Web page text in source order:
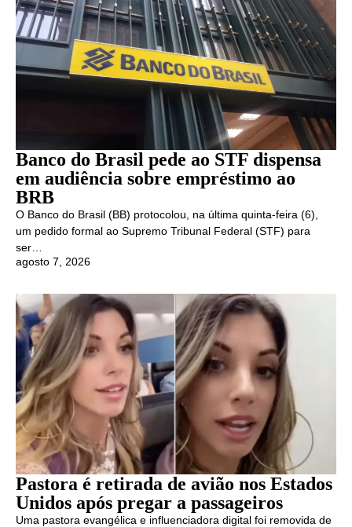
Banco do Brasil pede ao STF dispensa
em audiência sobre empréstimo ao
BRB
O Banco do Brasil (BB) protocolou, na última quinta-feira (6),
um pedido formal ao Supremo Tribunal Federal (STF) para
ser…
agosto 7, 2026
Pastora é retirada de avião nos Estados
Unidos após pregar a passageiros
Uma pastora evangélica e influenciadora digital foi removida de